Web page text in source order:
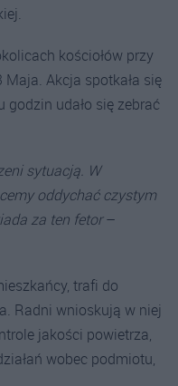
kościołów przy
Akcja spotkała się
udało się zebrać
sytuacją. W
oddychać czystym
za ten fetor–
trafi do
Radni wnioskują w niej
jakości powietrza,
wobec podmiotu,